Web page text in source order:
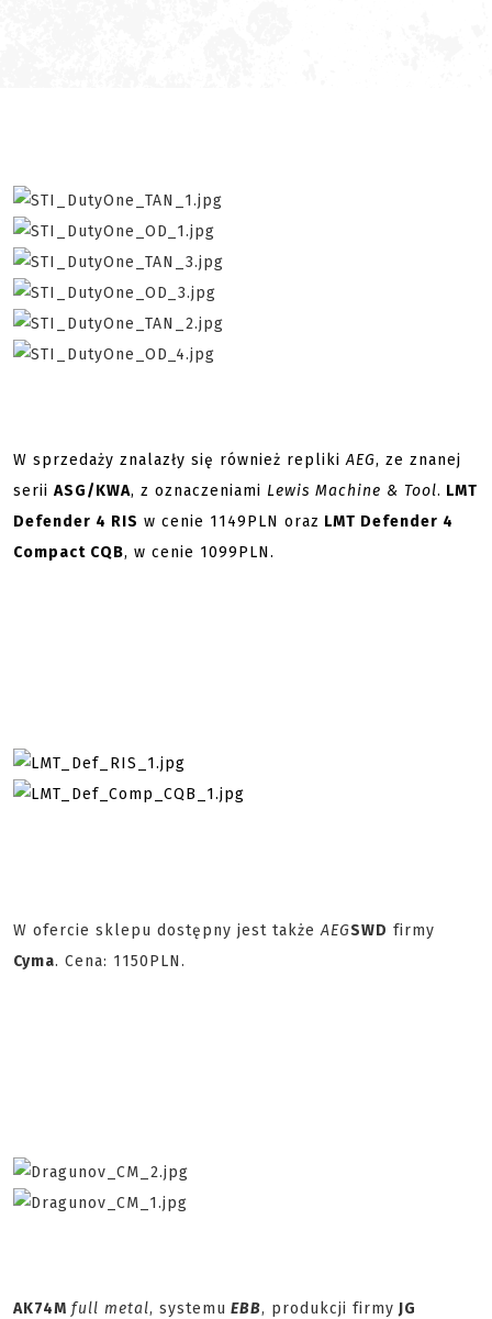
W sprzedaży znalazły się również repliki AEG, ze znanej
serii ASG/KWA, z oznaczeniami Lewis Machine & Tool. LMT
Defender 4 RIS w cenie 1149PLN oraz LMT Defender 4
Compact CQB, w cenie 1099PLN.
W ofercie sklepu dostępny jest także AEGSWD firmy
Cyma. Cena: 1150PLN.
AK74M full metal, systemu EBB, produkcji firmy JG